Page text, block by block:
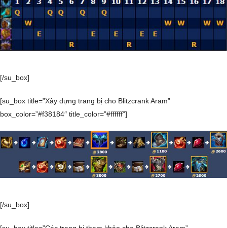
[/su_box]
[su_box title=”Xây dựng trang bị cho Blitzcrank Aram”
box_color=”#f38184″ title_color=”#ffffff”]
[/su_box]